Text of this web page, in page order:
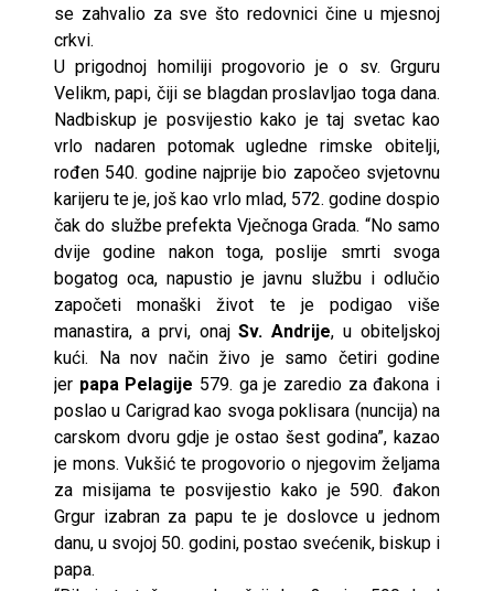
se zahvalio za sve što redovnici čine u mjesnoj
crkvi.
U prigodnoj homiliji progovorio je o sv. Grguru
Velikm, papi, čiji se blagdan proslavljao toga dana.
Nadbiskup je posvijestio kako je taj svetac kao
vrlo nadaren potomak ugledne rimske obitelji,
rođen 540. godine najprije bio započeo svjetovnu
karijeru te je, još kao vrlo mlad, 572. godine dospio
čak do službe prefekta Vječnoga Grada. “No samo
dvije godine nakon toga, poslije smrti svoga
bogatog oca, napustio je javnu službu i odlučio
započeti monaški život te je podigao više
manastira, a prvi, onajSv. Andrije, u obiteljskoj
kući. Na nov način živo je samo četiri godine
jer papa Pelagije 579. ga je zaredio za đakona i
poslao u Carigrad kao svoga poklisara (nuncija) na
carskom dvoru gdje je ostao šest godina”, kazao
je mons. Vukšić te progovorio o njegovim željama
za misijama te posvijestio kako je 590. đakon
Grgur izabran za papu te je doslovce u jednom
danu, u svojoj 50. godini, postao svećenik, biskup i
papa.